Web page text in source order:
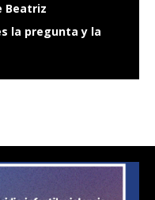
Beatriz
la pregunta y la